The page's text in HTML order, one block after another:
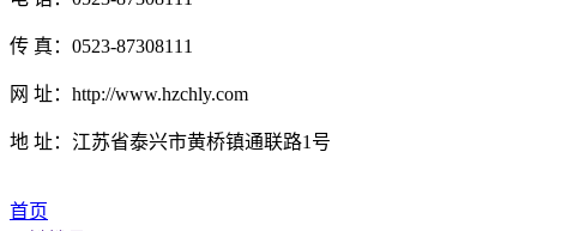
传 真：0523-87308111
网 址：http://www.hzchly.com
地 址：江苏省泰兴市黄桥镇通联路1号
首页